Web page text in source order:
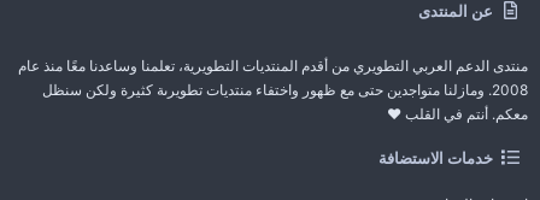
عن المنتدى
منتدى الدعم العربي التطويري من أقدم المنتديات التطويرية، تعلمنا وساعدنا معًا منذ عام
2008. ومازلنا متواجدين حتى مع ظهور واختفاء منتديات تطويرىة كثيرة ولكن سنظل
معكم. أنتم في القلب ❤️
خدمات الاستضافة